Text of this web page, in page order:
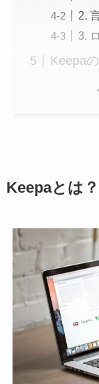
2.
3.
Keepa
Keepaとは